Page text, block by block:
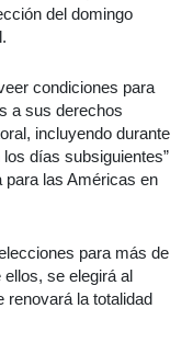
del domingo
condiciones para
a sus derechos
incluyendo durante
días subsiguientes”
las Américas en
para más de
se elegirá al
renovará la totalidad